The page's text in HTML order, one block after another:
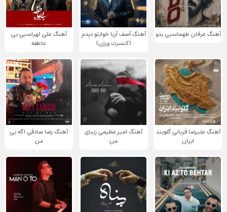
آهنگ عرفان طهماسبی بدو
آهنگ آصف آریا خوابتو دیدم
(کنسرت ورژن)
آهنگ علی لهراسبی بی
عاطفه
آهنگ علیرضا قربانی گلوبند
ایران
آهنگ امیر عظیمی زیبای
من
آهنگ رضا صادقی اگه بی
من